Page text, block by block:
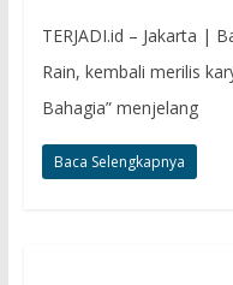
TERJADI.id – Jakarta |
Rain, kembali merilis
Bahagia” menjelang
Baca Selengkapnya